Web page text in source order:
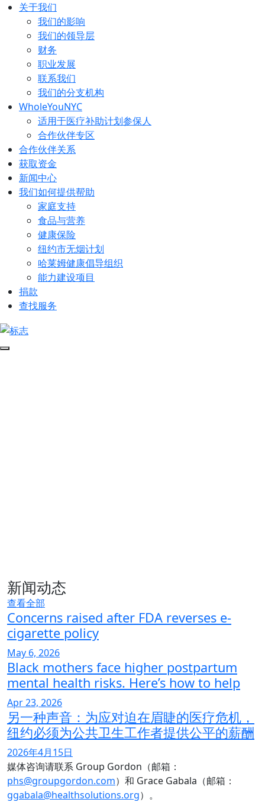
跳
关于我们
我们的影响
我们的领导层
财务
职业发展
联系我们
我们的分支机构
WholeYouNYC
适用于医疗补助计划参保人
合作伙伴专区
合作伙伴关系
获取资金
新闻中心
我们如何提供帮助
家庭支持
食品与营养
健康保险
纽约市无烟计划
哈莱姆健康倡导组织
能力建设项目
捐款
查找服务
新闻动态
查看全部
Concerns raised after FDA reverses e-
cigarette policy
May 6, 2026
Black mothers face higher postpartum
mental health risks. Here’s how to help
Apr 23, 2026
另一种声音：为应对迫在眉睫的医疗危机，
纽约必须为公共卫生工作者提供公平的薪酬
2026年4月15日
媒体咨询请联系 Group Gordon（邮箱：
phs@groupgordon.com）和 Grace Gabala（邮箱：
ggabala@healthsolutions.org）。